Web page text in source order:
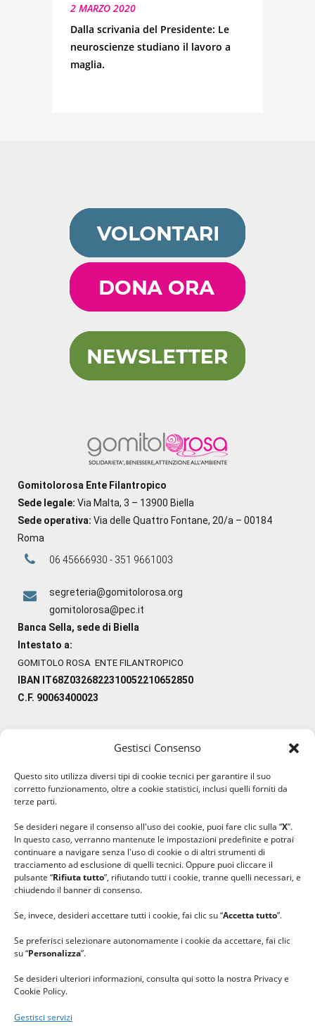
Gestisci Consenso
Questo sito utilizza diversi tipi di cookie tecnici per garantire il suo
corretto funzionamento, oltre a cookie statistici, inclusi quelli forniti da
terze parti.
Se desideri negare il consenso all'uso dei cookie, puoi fare clic sulla “X”.
In questo caso, verranno mantenute le impostazioni predefinite e potrai
continuare a navigare senza l'uso di cookie o di altri strumenti di
tracciamento ad esclusione di quelli tecnici. Oppure puoi cliccare il
pulsante “Rifiuta tutto”, rifiutando tutti i cookie, tranne quelli necessari, e
chiudendo il banner di consenso.
Se, invece, desideri accettare tutti i cookie, fai clic su “Accetta tutto”.
Se preferisci selezionare autonomamente i cookie da accettare, fai clic
su “Personalizza”.
Se desideri ulteriori informazioni, consulta qui sotto la nostra Privacy e
Cookie Policy.
Gestisci servizi
2 MARZO 2020
Dalla scrivania del Presidente: Le
neuroscienze studiano il lavoro a
maglia.
Gomitolorosa Ente Filantropico
Sede legale: Via Malta, 3 – 13900 Biella
Sede operativa: Via delle Quattro Fontane, 20/a – 00184
Roma
06 45666930 - 351 9661003
segreteria@gomitolorosa.org
gomitolorosa@pec.it
Banca Sella, sede di Biella
Intestato a:
GOMITOLO ROSA ENTE FILANTROPICO
IBAN IT68Z0326822310052210652850
C.F. 90063400023
#lanaterapia
#ilcaloredellempatia